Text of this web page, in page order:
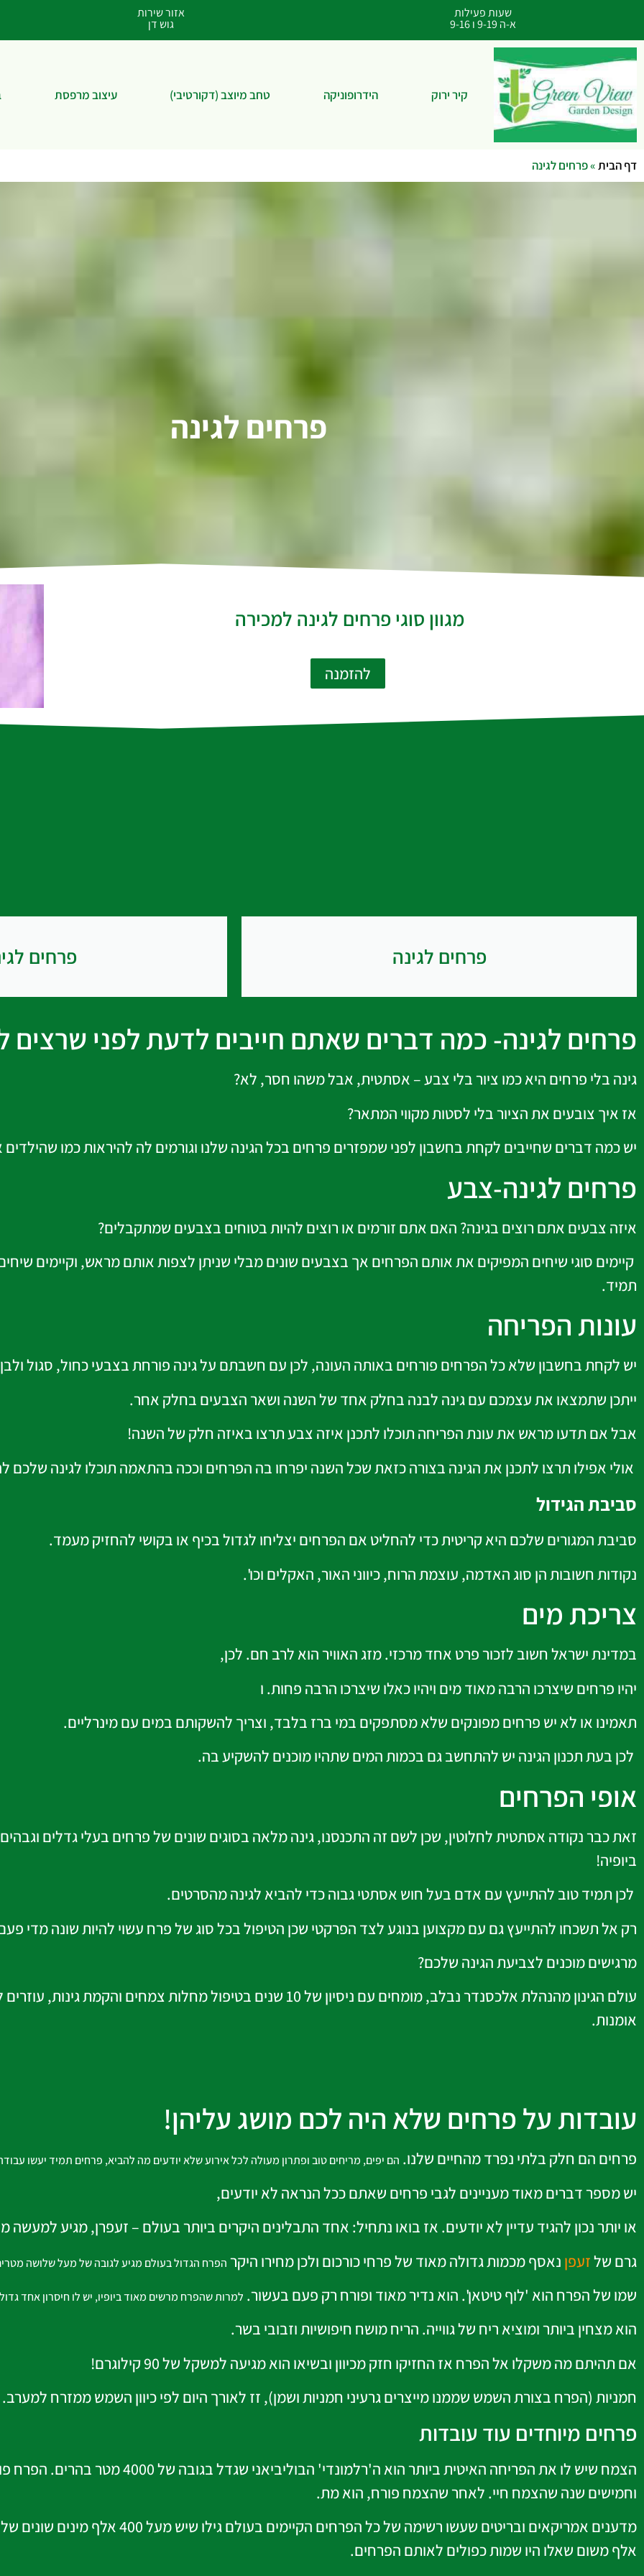
שעות פעילות
א-ה 9-19 ו 9-16
אזור שירות
גוש דן
קיר ירוק הידרופוניקה טחב מיוצב (דקורטיבי) עיצוב מרפסת
דף הבית»פרחים לגינה
פרחים לגינה
מגוון סוגי פרחים לגינה למכירה
להזמנה
פרחים לגינה פרחים
פרחים לגינה- כמה דברים שאתם חייבים לדעת לפני
גינה בלי פרחים היא כמו ציור בלי צבע – אסתטית, אבל משהו חסר, לא?
אז איך צובעים את הציור בלי לסטות מקווי המתאר?
יש כמה דברים שחייבים לקחת בחשבון לפני שמפזרים פרחים בכל הגינה שלנו וגורמים לה להיראות כמו
פרחים לגינה-צבע
איזה צבעים אתם רוצים בגינה? האם אתם זורמים או רוצים להיות בטוחים בצבעים שמתקבלים?
קיימים סוגי שיחים המפיקים את אותם הפרחים אך בצבעים שונים מבלי שניתן לצפות אותם מראש, וקיימים
תמיד.
עונות הפריחה
יש לקחת בחשבון שלא כל הפרחים פורחים באותה העונה, לכן עם חשבתם על גינה פורחת בצבעי כחול, סגול
ייתכן שתמצאו את עצמכם עם גינה לבנה בחלק אחד של השנה ושאר הצבעים בחלק אחר.
אבל אם תדעו מראש את עונת הפריחה תוכלו לתכנן איזה צבע תרצו באיזה חלק של השנה!
אולי אפילו תרצו לתכנן את הגינה בצורה כזאת שכל השנה יפרחו בה הפרחים וככה בהתאמה תוכלו לגינה שלכם
סביבת הגידול
סביבת המגורים שלכם היא קריטית כדי להחליט אם הפרחים יצליחו לגדול בכיף או בקושי להחזיק מעמד.
נקודות חשובות הן סוג האדמה, עוצמת הרוח, כיווני האור, האקלים וכו'.
צריכת מים
במדינת ישראל חשוב לזכור פרט אחד מרכזי. מזג האוויר הוא לרב חם. לכן,
יהיו פרחים שיצרכו הרבה מאוד מים ויהיו כאלו שיצרכו הרבה פחות. ו
תאמינו או לא יש פרחים מפונקים שלא מסתפקים במי ברז בלבד, וצריך להשקותם במים עם מינרליים.
לכן בעת תכנון הגינה יש להתחשב גם בכמות המים שתהיו מוכנים להשקיע בה.
אופי הפרחים
זאת כבר נקודה אסתטית לחלוטין, שכן לשם זה התכנסנו, גינה מלאה בסוגים שונים של פרחים בעלי גדלים וגבהים
ביופיה!
לכן תמיד טוב להתייעץ עם אדם בעל חוש אסתטי גבוה כדי להביא לגינה מהסרטים.
רק אל תשכחו להתייעץ גם עם מקצוען בנוגע לצד הפרקטי שכן הטיפול בכל סוג של פרח עשוי להיות שונה מדי
מרגישים מוכנים לצביעת הגינה שלכם?
עולם הגינון מהנהלת אלכסנדר נבלב, מומחים עם ניסיון של 10 שנים בטיפול מחלות
אומנות.
עובדות על פרחים שלא היה לכם מושג עליהן!
פרחים הם חלק בלתי נפרד מהחיים שלנו. הם יפים, מריחים טוב ופתרון מעולה לכל אירוע שלא יודעים מה להביא, פרחים תמיד יעשו
יש מספר דברים מאוד מעניינים לגבי פרחים שאתם ככל הנראה לא יודעים,
או יותר נכון להגיד עדיין לא יודעים. אז בואו נתחיל: אחד התבלינים היקרים ביותר בעולם – זעפרן, מגיע למעשה
גרם שלזעפן נאסף מכמות גדולה מאוד של פרחי כורכום ולכן מחירו היקר הפרח הגדול בעולם מגיע לגובה של מעל שלושה
שמו של הפרח הוא 'לוף טיטאן'. הוא נדיר מאוד ופורח רק פעם בעשור. למרות שהפרח מרשים מאוד ביופיו, יש לו חיסרון אחד
הוא מצחין ביותר ומוציא ריח של גווייה. הריח מושח חיפושיות וזבובי בשר.
אם תהיתם מה משקלו אל הפרח אז החזיקו חזק מכיוון ובשיאו הוא מגיעה למשקל של 90 קילוגרם!
חמניות (הפרח בצורת השמש שממנו מייצרים גרעיני חמניות ושמן), זז לאורך היום לפי כיוון השמש ממזרח למערב.
פרחים מיוחדים עוד עובדות
הצמח שיש לו את הפריחה האיטית ביותר הוא ה'רלמונדי'
וחמישים שנה שהצמח חיי. לאחר שהצמח פורח, הוא מת.
אלף משום שאלו היו שמות כפולים לאותם הפרחים.